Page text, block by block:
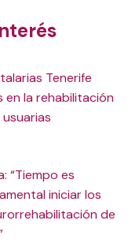
Tenerife
en la rehabilitación
“Tiempo es
iniciar los
de